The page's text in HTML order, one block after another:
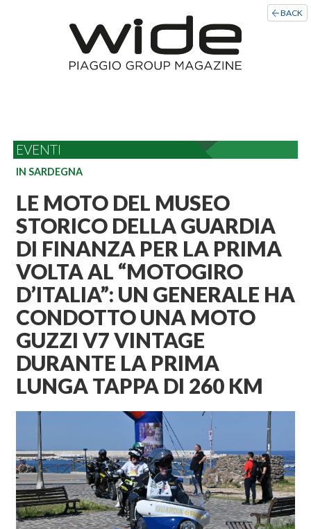
BACK
EVENTI
IN SARDEGNA
LE MOTO DEL MUSEO
STORICO DELLA GUARDIA
DI FINANZA PER LA PRIMA
VOLTA AL “MOTOGIRO
D’ITALIA”: UN GENERALE HA
CONDOTTO UNA MOTO
GUZZI V7 VINTAGE
DURANTE LA PRIMA
LUNGA TAPPA DI 260 KM